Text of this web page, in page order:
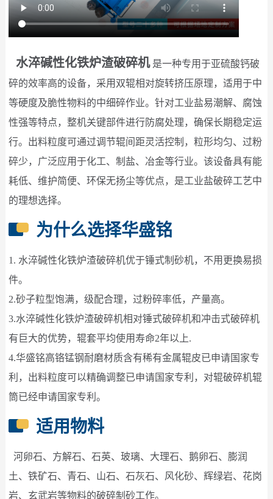
水淬碱性化铁炉渣破碎机 是一种专用于亚硫酸钙破
碎的效率高的设备，采用双辊相对旋转挤压原理，适用于中
等硬度及脆性物料的中细碎作业。针对工业盐易潮解、腐蚀
性强等特点，整机关键部件进行防腐处理，确保长期稳定运
行。出料粒度可通过调节辊间距灵活控制，粒形均匀、过粉
碎少，广泛应用于化工、制盐、冶金等行业。该设备具有能
耗低、维护简便、环保无扬尘等优点，是工业盐破碎工艺中
的理想选择。
为什么选择华盛铭
1. 水淬碱性化铁炉渣破碎机优于锤式制砂机，不用更换易损
件。
2.砂子粒型饱满，级配合理，过粉碎率低，产量高。
3.水淬碱性化铁炉渣破碎机相对锤式破碎机和冲击式破碎机
有巨大的优势，辊套平均使用寿命2年以上.
4.华盛铭高铬锰钢耐磨材质含有稀有金属辊皮已申请国家专
利，出料粒度可以精确调整已申请国家专利，对辊破碎机辊
筒已经申请国家专利。
适用物料
河卵石、方解石、石英、玻璃、大理石、鹅卵石、膨润
土、铁矿石、青石、山石、石灰石、风化砂、辉绿岩、花岗
岩、玄武岩等物料的破碎制砂工作。